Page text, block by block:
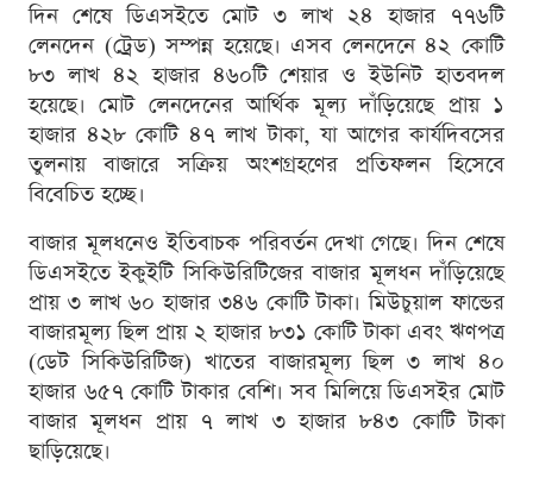
দিন শেষে ডিএসইতে মোট ৩ লাখ ২৪ হাজার ৭৭৬টি
লেনদেন (ট্রেড) সম্পন্ন হয়েছে। এসব লেনদেনে ৪২ কোটি
৮৩ লাখ ৪২ হাজার ৪৬০টি শেয়ার ও ইউনিট হাতবদল
হয়েছে। মোট লেনদেনের আর্থিক মূল্য দাঁড়িয়েছে প্রায় ১
হাজার ৪২৮ কোটি ৪৭ লাখ টাকা, যা আগের কার্যদিবসের
তুলনায় বাজারে সক্রিয় অংশগ্রহণের প্রতিফলন হিসেবে
বিবেচিত হচ্ছে।
বাজার মূলধনেও ইতিবাচক পরিবর্তন দেখা গেছে। দিন শেষে
ডিএসইতে ইকুইটি সিকিউরিটিজের বাজার মূলধন দাঁড়িয়েছে
প্রায় ৩ লাখ ৬০ হাজার ৩৪৬ কোটি টাকা। মিউচুয়াল ফান্ডের
বাজারমূল্য ছিল প্রায় ২ হাজার ৮৩১ কোটি টাকা এবং ঋণপত্র
(ডেট সিকিউরিটিজ) খাতের বাজারমূল্য ছিল ৩ লাখ ৪০
হাজার ৬৫৭ কোটি টাকার বেশি। সব মিলিয়ে ডিএসইর মোট
বাজার মূলধন প্রায় ৭ লাখ ৩ হাজার ৮৪৩ কোটি টাকা
ছাড়িয়েছে।